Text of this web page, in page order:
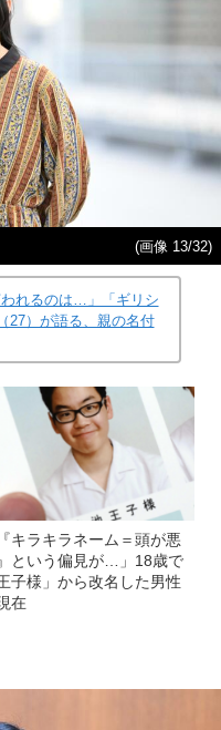
(画像 13/32)
われるのは…」「ギリシ
27）が語る、親の名付
『キラキラネーム＝頭が悪
という偏見が…」18歳で
王子様」から改名した男性
在